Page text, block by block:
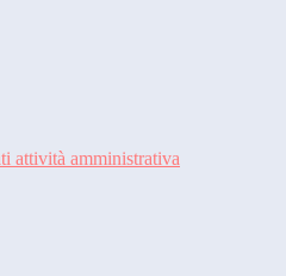
attività amministrativa